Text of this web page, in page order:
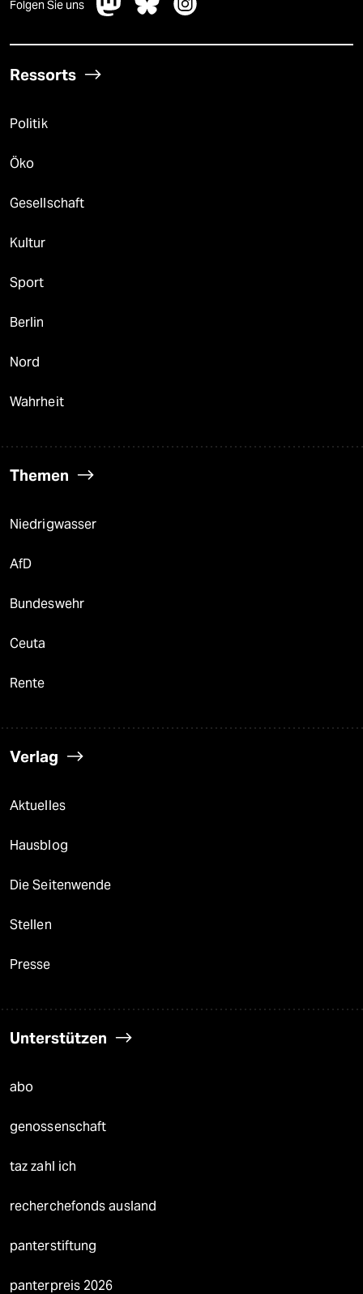
Folgen Sie uns
Ressorts
Politik
Öko
Gesellschaft
Kultur
Sport
Berlin
Nord
Wahrheit
Themen
Niedrigwasser
AfD
Bundeswehr
Ceuta
Rente
Verlag
Aktuelles
Hausblog
Die Seitenwende
Stellen
Presse
Unterstützen
abo
genossenschaft
taz zahl ich
recherchefonds ausland
panterstiftung
panterpreis 2026